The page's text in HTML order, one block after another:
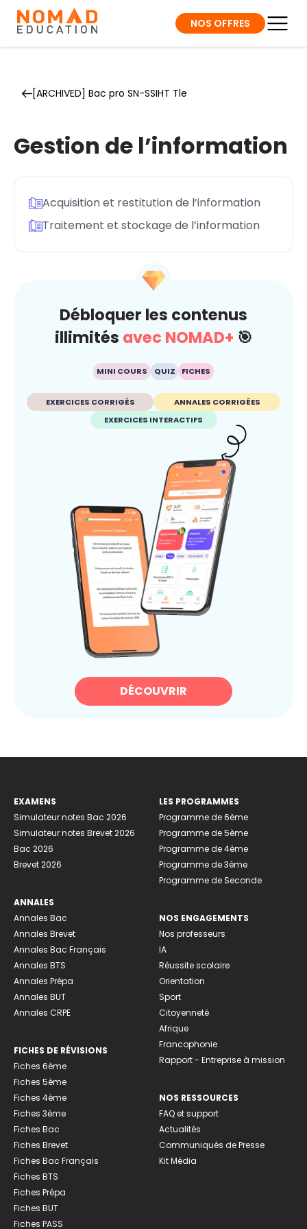
NOS OFFRES
[ARCHIVED] Bac pro SN-SSIHT Tle
Gestion de l’information
Acquisition et restitution de l’information
Traitement et stockage de l’information
Débloquer les contenus
illimités avec NOMAD+ 🎯
MINI COURS QUIZ FICHES
EXERCICES CORRIGÉS
ANNALES CORRIGÉES
EXERCICES INTERACTIFS
DÉCOUVRIR
EXAMENS
Simulateur notes Bac 2026
Simulateur notes Brevet 2026
Bac 2026
Brevet 2026
ANNALES
Annales Bac
Annales Brevet
Annales Bac Français
Annales BTS
Annales Prépa
Annales BUT
Annales CRPE
FICHES DE RÉVISIONS
Fiches 6ème
Fiches 5ème
Fiches 4ème
Fiches 3ème
Fiches Bac
Fiches Brevet
Fiches Bac Français
Fiches BTS
Fiches Prépa
Fiches BUT
Fiches PASS
LES PROGRAMMES
Programme de 6ème
Programme de 5ème
Programme de 4ème
Programme de 3ème
Programme de Seconde
NOS ENGAGEMENTS
Nos professeurs
IA
Réussite scolaire
Orientation
Sport
Citoyenneté
Afrique
Francophonie
Rapport - Entreprise à mission
NOS RESSOURCES
FAQ et support
Actualités
Communiqués de Presse
Kit Média